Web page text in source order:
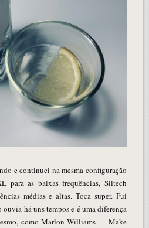
e continuei na mesma configuração
para as baixas frequências, Siltech
médias e altas. Toca super. Fui
há uns tempos e é uma diferença
como Marlon Williams — Make